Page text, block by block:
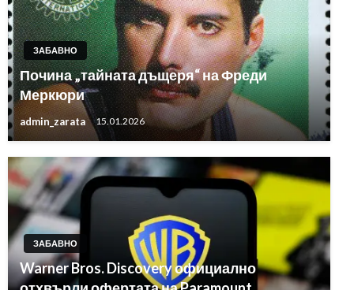
ЗАБАВНО
Почина „тайната дъщеря“ на Фреди
Меркюри
admin_zarata 15.01.2026
ЗАБАВНО
Warner Bros. Discovery официално